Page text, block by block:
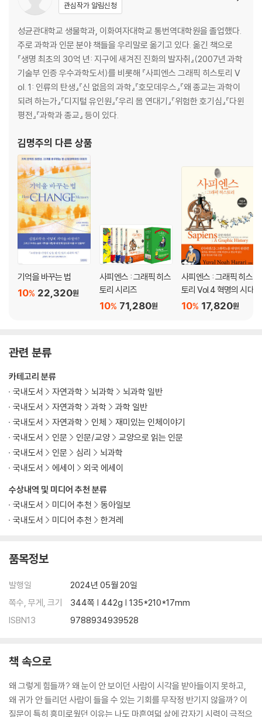
관심작가 알림신청
성균관대학교 생물학과, 이화여자대학교 통번역대학원을 졸업했다.
주로 과학과 인문 분야 책들을 우리말로 옮기고 있다. 옮긴 책으로
『생명 최초의 30억 년: 지구에 새겨진 진화의 발자취』(2007년 과학
기술부 인증 우수과학도서)를 비롯해 『사피엔스 그래픽 히스토리 V
ol. 1: 인류의 탄생』『신 없음의 과학』『호모데우스』『왜 종교는 과학이
되려 하는가』『디지털 유인원』『우리 몸 연대기』『위험한 호기심』『다윈
평전』『과학과 종교』 등이 있다.
김명주의 다른 상품
기억을 바꾸는 법
22,320원
10%
사피엔스 : 그래픽 히스
토리 시리즈
71,280원
10%
사피엔스 : 그래픽 히스
토리 Vol.4 혁명의 시대
17,820원
10%
관련 분류
수상내역 및 미디어 추천 분류
국내도서
미디어 추천
동아일보
국내도서
미디어 추천 한겨레
카테고리 분류
국내도서
자연과학 뇌과학
뇌과학 일반
국내도서
자연과학 과학
과학 일반
국내도서
자연과학 인체
재미있는 인체이야기
국내도서
인문 인문/교양
교양으로 읽는 인문
국내도서
인문 심리
뇌과학
국내도서
에세이 외국 에세이
품목정보
발행일
2024년 05월 20일
쪽수, 무게, 크기
344쪽 | 442g | 135*210*17mm
ISBN13
9788934939528
책 속으로
왜 그렇게 힘들까? 왜 눈이 안 보이던 사람이 시각을 받아들이지 못하고,
왜 귀가 안 들리던 사람이 들을 수 있는 기회를 무작정 반기지 않을까? 이
질문이 특히 흥미로웠던 이유는 나도 마흔여덟 살에 갑자기 시력이 극적으